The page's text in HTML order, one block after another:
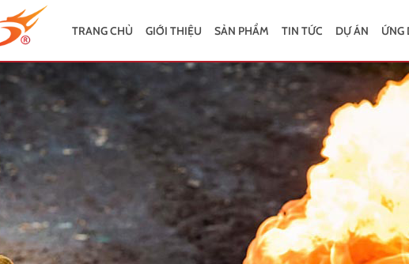
TRANG CHỦ GIỚI THIỆU SẢN PHẨM TIN TỨC DỰ ÁN ỨNG